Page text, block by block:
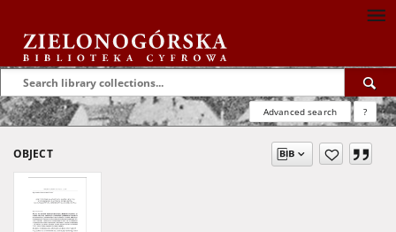
Advanced search ?
OBJECT